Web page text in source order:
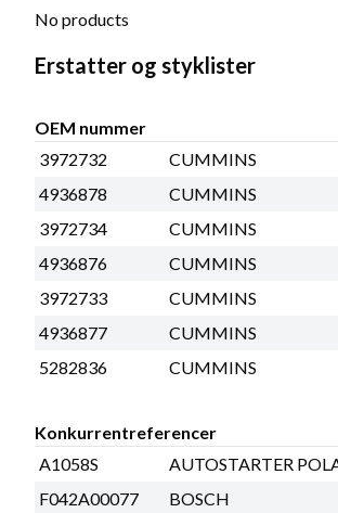
No products
Erstatter og styklister
OEM nummer
3972732
CUMMINS
4936878
CUMMINS
3972734
CUMMINS
4936876
CUMMINS
3972733
CUMMINS
4936877
CUMMINS
5282836
CUMMINS
Konkurrentreferencer
A1058S
AUTOSTARTER
F042A00077
BOSCH